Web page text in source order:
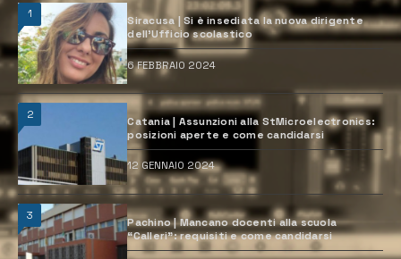
1
Siracusa | Si è insediata la nuova dirigente
dell’Ufficio scolastico
6 FEBBRAIO 2024
2
Catania | Assunzioni alla StMicroelectronics:
posizioni aperte e come candidarsi
12 GENNAIO 2024
3
Pachino | Mancano docenti alla scuola
“Calleri”: requisiti e come candidarsi